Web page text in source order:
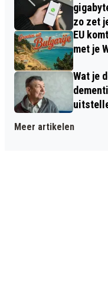
zo zet
EU
met je
Wat je
Meer artikelen